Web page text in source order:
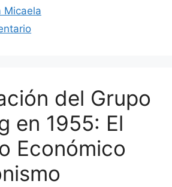
Micaela
del Grupo
en 1955: El
Económico